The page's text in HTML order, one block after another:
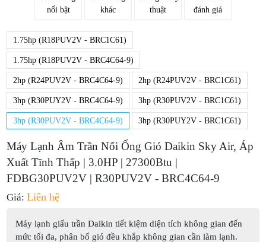
nổi bật
khác
thuật
đánh giá
1.75hp (R18PUV2V - BRC1C61)
1.75hp (R18PUV2V - BRC4C64-9)
2hp (R24PUV2V - BRC4C64-9) 2hp (R24PUV2V - BRC1C61)
3hp (R30PUY2V - BRC4C64-9) 3hp (R30PUV2V - BRC1C61)
3hp (R30PUV2V - BRC4C64-9) 3hp (R30PUY2V - BRC1C61)
Máy Lạnh Âm Trần Nối Ống Gió Daikin Sky Air, Áp
Xuất Tĩnh Thấp | 3.0HP | 27300Btu |
FDBG30PUV2V | R30PUV2V - BRC4C64-9
Giá: Liên hệ
Máy lạnh giấu trần Daikin tiết kiệm diện tích không gian đến
mức tối đa, phân bố gió đều khắp không gian cần làm lạnh.